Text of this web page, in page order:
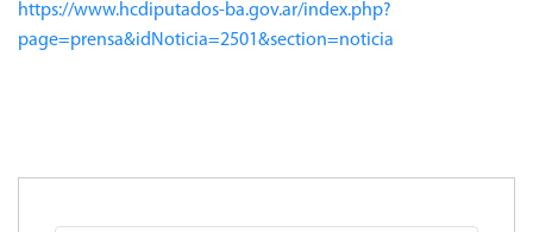
https://www.hcdiputados-ba.gov.ar/index.php?
page=prensa&idNoticia=2501&section=noticia